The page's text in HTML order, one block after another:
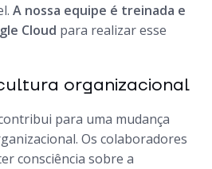
A nossa equipe é treinada e
Cloud para realizar esse
organizacional
para uma mudança
Os colaboradores
consciência sobre a